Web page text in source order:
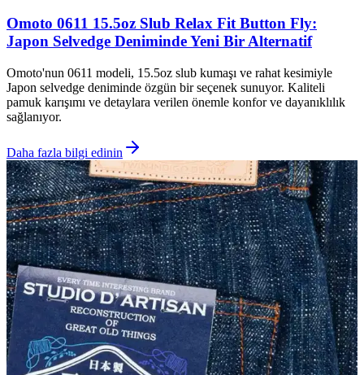
Omoto 0611 15.5oz Slub Relax Fit Button Fly:
Japon Selvedge Deniminde Yeni Bir Alternatif
Omoto'nun 0611 modeli, 15.5oz slub kumaşı ve rahat kesimiyle
Japon selvedge deniminde özgün bir seçenek sunuyor. Kaliteli
pamuk karışımı ve detaylara verilen önemle konfor ve dayanıklılık
sağlanıyor.
Daha fazla bilgi edinin